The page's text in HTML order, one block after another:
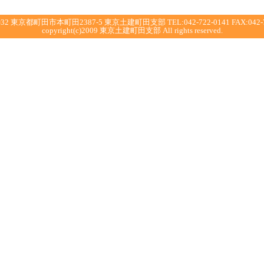
東京都町田市本町田2387-5 東京土建町田支部 TEL:042-722-0141 FAX:042-
copyright(c)2009 東京土建町田支部 All rights reserved.